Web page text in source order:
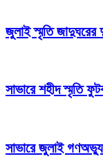
জুলাই স্মৃতি জাদুঘরের
সাভারে শহীদ স্মৃতি
সাভারে জুলাই